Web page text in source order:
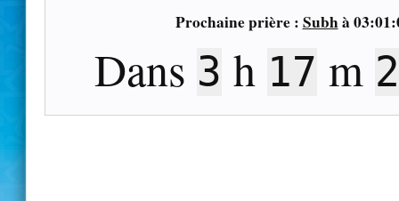
Prochaine prière : Subhà
Dans 3 h 17 m